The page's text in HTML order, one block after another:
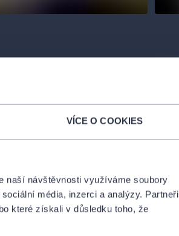
VÍCE O COOKIES
naší návštěvnosti využíváme soubory
média, inzerci a analýzy. Partneři
které získali v důsledku toho, že